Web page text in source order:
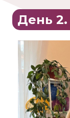
День 2.